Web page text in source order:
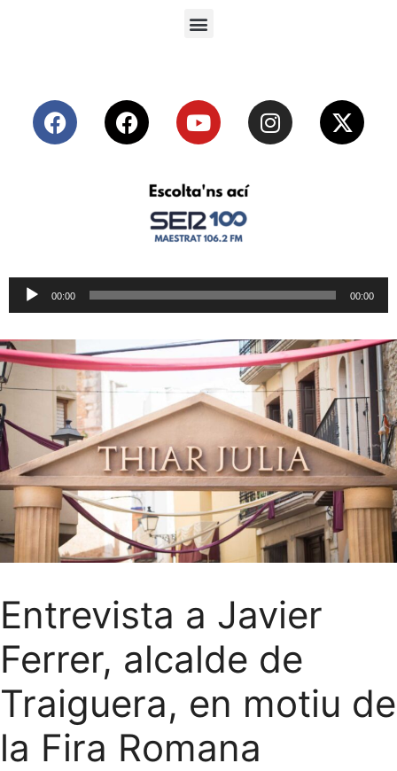
Reproductor
de
00:00 00:00
Entrevista a Javier
Ferrer, alcalde de
Traiguera, en motiu de
la Fira Romana